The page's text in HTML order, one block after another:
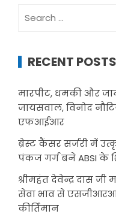
for:
RECENT POSTS
मारपीट, धमकी और
जायसवाल, विनोद
एफआईआर
ब्रेस्ट कैंसर सर्जरी में
पंकज गर्ग बने ABSI के
श्रीमहंत देवेन्द्र दास
सेवा भाव से
कीर्तिमान